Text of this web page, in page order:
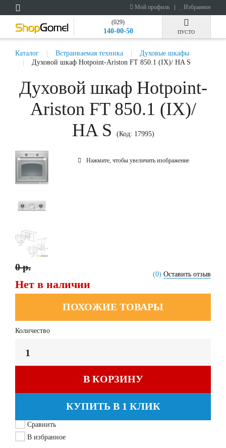
Мой профиль Избранное
(029)
140-00-50 ПУСТО
Каталог Встраиваемая техника
Духовые шкафы
Духовой шкаф Hotpoint-Ariston FT 850.1 (IX)/ HA S
Духовой шкаф Hotpoint-
Ariston FT 850.1 (IX)/
HA S
(Код: 17995)
Нажмите, чтобы увеличить изображение
(0) Оставить отзыв
0 р.
Нет в наличии
ПОХОЖИЕ ТОВАРЫ
Количество
В КОРЗИНУ
КУПИТЬ В 1 КЛИК
Сравнить
В избранное